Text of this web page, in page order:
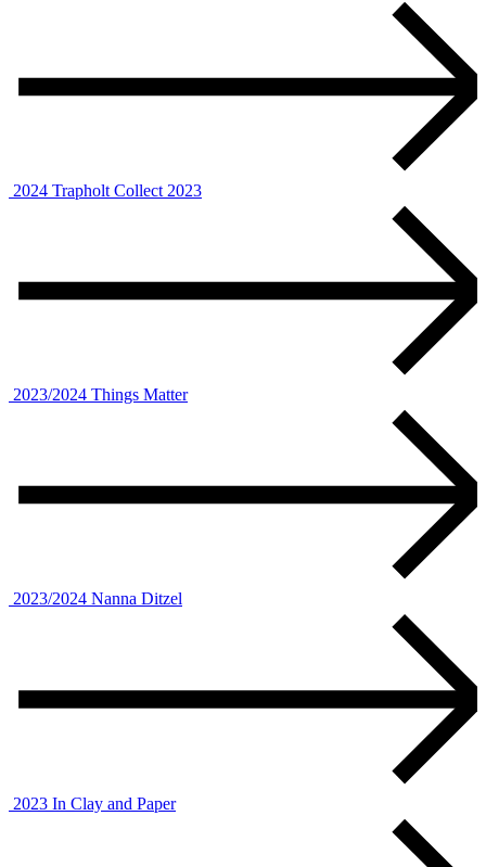
2024 Trapholt Collect 2023
2023/2024 Things Matter
2023/2024 Nanna Ditzel
2023 In Clay and Paper